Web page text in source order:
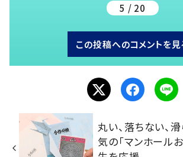
5 / 20
この投稿へのコメントを見
丸い、落ちない
気の「マンホール